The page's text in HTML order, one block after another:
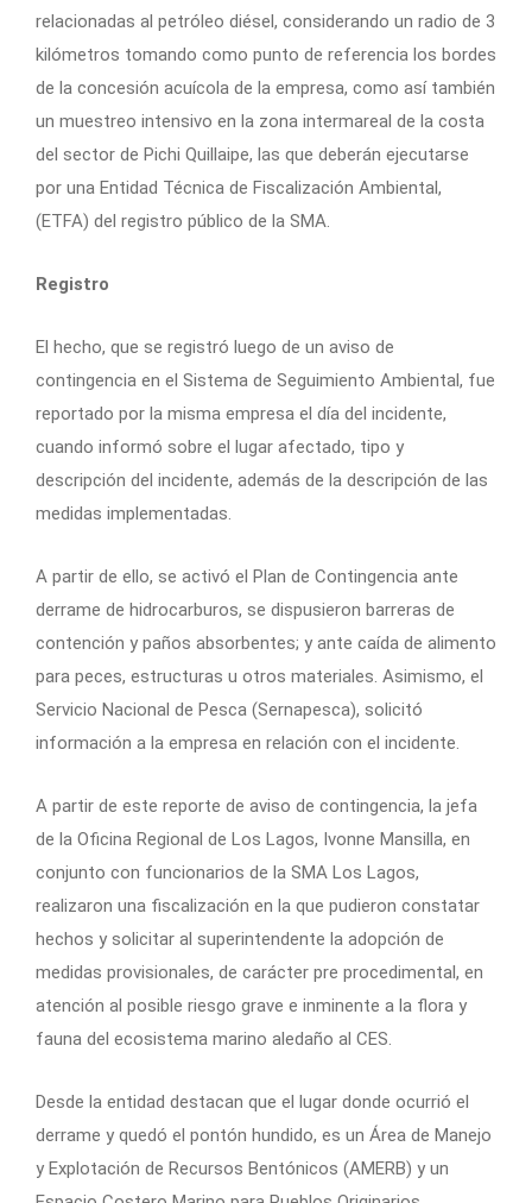
relacionadas al petróleo diésel, considerando un radio de 3
kilómetros tomando como punto de referencia los bordes
de la concesión acuícola de la empresa, como así también
un muestreo intensivo en la zona intermareal de la costa
del sector de Pichi Quillaipe, las que deberán ejecutarse
por una Entidad Técnica de Fiscalización Ambiental,
(ETFA) del registro público de la SMA.
Registro
El hecho, que se registró luego de un aviso de
contingencia en el Sistema de Seguimiento Ambiental, fue
reportado por la misma empresa el día del incidente,
cuando informó sobre el lugar afectado, tipo y
descripción del incidente, además de la descripción de las
medidas implementadas.
A partir de ello, se activó el Plan de Contingencia ante
derrame de hidrocarburos, se dispusieron barreras de
contención y paños absorbentes; y ante caída de alimento
para peces, estructuras u otros materiales. Asimismo, el
Servicio Nacional de Pesca (Sernapesca), solicitó
información a la empresa en relación con el incidente.
A partir de este reporte de aviso de contingencia, la jefa
de la Oficina Regional de Los Lagos, Ivonne Mansilla, en
conjunto con funcionarios de la SMA Los Lagos,
realizaron una fiscalización en la que pudieron constatar
hechos y solicitar al superintendente la adopción de
medidas provisionales, de carácter pre procedimental, en
atención al posible riesgo grave e inminente a la flora y
fauna del ecosistema marino aledaño al CES.
Desde la entidad destacan que el lugar donde ocurrió el
derrame y quedó el pontón hundido, es un Área de Manejo
y Explotación de Recursos Bentónicos (AMERB) y un